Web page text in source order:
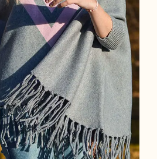
Wool Parka